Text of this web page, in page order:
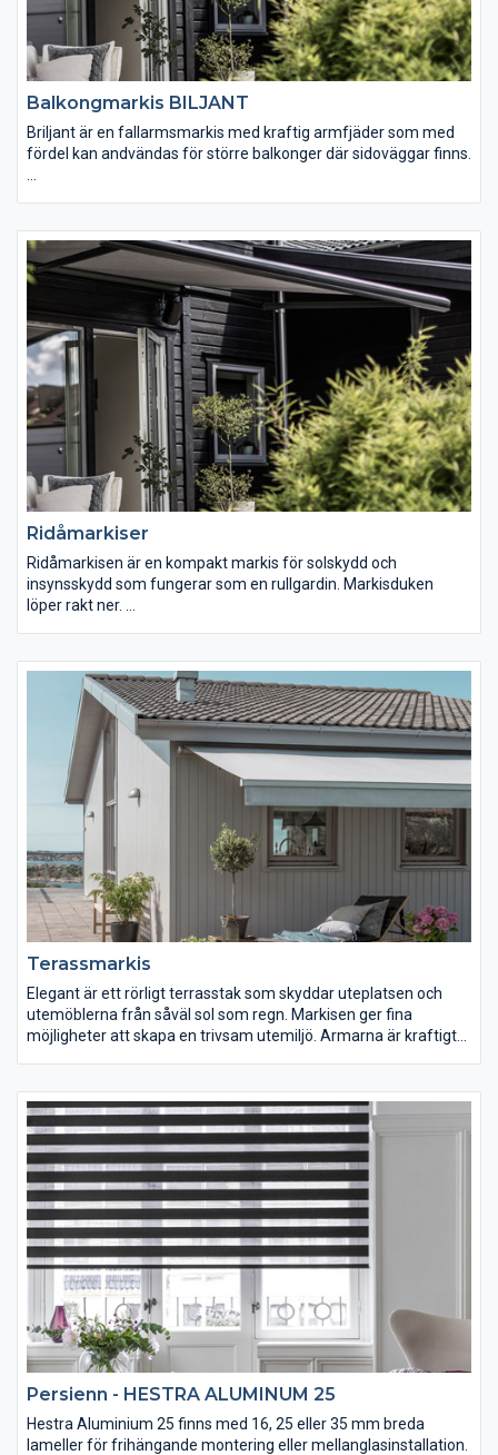
Balkongmarkis BILJANT
Briljant är en fallarmsmarkis med kraftig armfjäder som med
fördel kan andvändas för större balkonger där sidoväggar finns.
vindautomatik.
Dimensioner: Max bredd ca 7,1 m per enhet. Max bredd Briljant
variant ca 5-6 m per enhet.
Ridåmarkiser
Ridåmarkisen är en kompakt markis för solskydd och
insynsskydd som fungerar som en rullgardin. Markisduken
löper rakt ner.
enfärgade och randiga vävar till designade mönster. Den
löstagbara kappan kan fås i olika utföranden (rak eller vågig)
och även höjden går att bestämma.
Dimensioner: Max bredd ca 6m per enhet.
Terassmarkis
Elegant är ett rörligt terrasstak som skyddar uteplatsen och
utemöblerna från såväl sol som regn. Markisen ger fina
möjligheter att skapa en trivsam utemiljö. Armarna är kraftigt
Montering: På vägg eller i takstol.
Reglage: Vev eller motor.
Persienn - HESTRA ALUMINUM 25
Hestra Aluminium 25 finns med 16, 25 eller 35 mm breda
lameller för frihängande montering eller mellanglasinstallation.